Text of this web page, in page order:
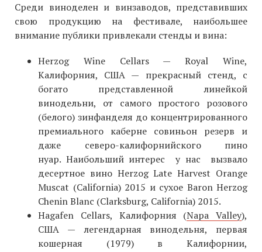
Среди виноделен и винзаводов, представивших
свою продукцию на фестивале, наибольшее
внимание публики привлекали стенды и вина:
Herzog Wine Cellars — Royal Wine,
Калифорния, США — прекрасный стенд, с
богато представленной линейкой
винодельни, от самого простого розового
(белого) зинфанделя до концентрированного
премиального каберне совиньон резерв и
даже северо-калифорнийского пино
нуар. Наибольший интерес у нас вызвало
десертное вино Herzog Late Harvest Orange
Muscat (California) 2015 и сухое Baron Herzog
Chenin Blanc (Clarksburg, California) 2015.
Hagafen Cellars, Калифорния (Napa Valley),
США — легендарная винодельня, первая
кошерная (1979) в Калифорнии,